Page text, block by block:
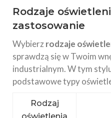
Rodzaje
zastosowanie
Wybierz rodzaje
sprawdzą się w Twoim
industrialnym. W tym
podstawowe typy
Rodzaj
oświetlenia